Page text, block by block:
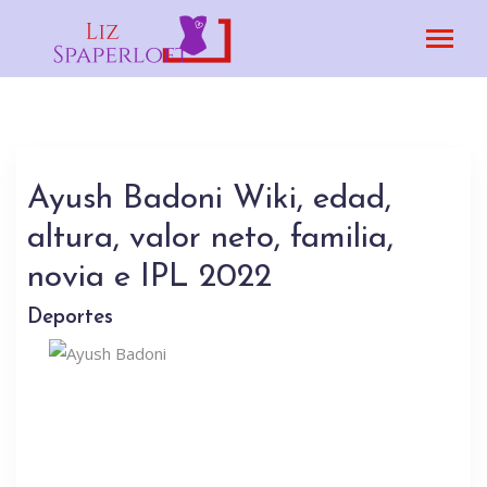
Ayush Badoni Wiki, edad,
altura, valor neto, familia,
novia e IPL 2022
Deportes